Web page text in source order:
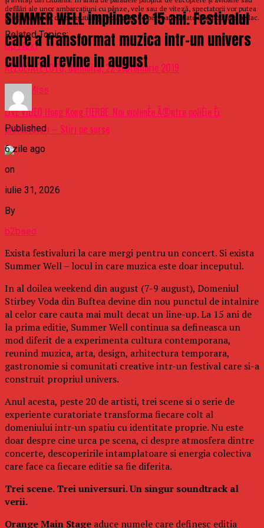
defilări ale unor ambarcațiuni cu pânze, vele sau de viteză, spectatorii vor putea
asista la lansări de parașutiști și recuperări de persoane aflate în dificultate pe lac.
Related Topics:
Up Next
REZULTATE LOTO, duminică, 22 septembrie 2019
Don't Miss
LIVE VIDEO Hong Kong FIERBE: Noi violenÈe Ã®ntre poliÈie Èi
protestatari – Stiri pe surse
SUMMER WELL implineste 15 ani. Festivalul
care a transformat muzica intr-un univers
cultural revine in august
Published
6 zile ago
on
iulie 31, 2026
By
b2bseo
Exista festivaluri la care mergi pentru un concert. Si exista
Summer Well – locul in care muzica este doar inceputul.
In al doilea weekend din august (7-9 august), Domeniul
Stirbey Voda din Buftea devine din nou punctul de intalnire
al celor care cauta mai mult decat un line-up. La 15 ani de
la prima editie, Summer Well continua sa defineasca un
mod diferit de a experimenta cultura contemporana,
reunind muzica, arta, design, arhitectura temporara,
gastronomie si comunitati creative intr-un festival care si-a
construit propriul univers.
Anul acesta, peste 20 de artisti, trei scene si o serie de
experiente curatoriate transforma fiecare colt al
domeniului intr-un spatiu cu identitate proprie. Nu este
doar despre cine urca pe scena, ci despre atmosfera dintre
concerte, descoperirile intamplatoare si energia colectiva
care face ca fiecare editie sa fie diferita.
Trei scene. Trei universuri. Un singur soundtrack al
verii.
Orange Main Stage aduce numele care definesc editia